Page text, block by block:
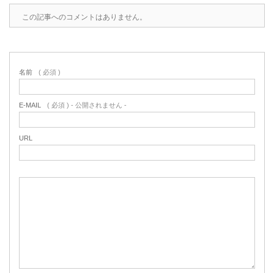
この記事へのコメントはありません。
名前 ( 必須 )
E-MAIL ( 必須 ) - 公開されません -
URL